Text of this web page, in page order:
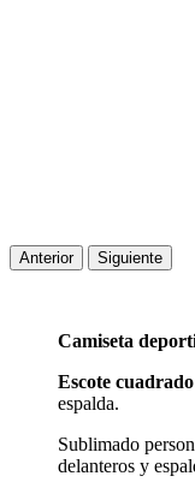
Anterior Siguiente
Camiseta
Escote cuadrado
espalda.
Sublimado
delanteros y